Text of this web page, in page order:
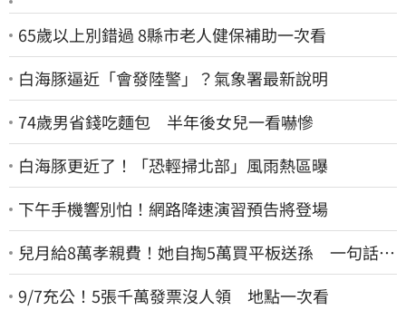
65歲以上別錯過 8縣市老人健保補助一次看
白海豚逼近「會發陸警」？氣象署最新說明
74歲男省錢吃麵包 半年後女兒一看嚇慘
白海豚更近了！「恐輕掃北部」風雨熱區曝
下午手機響別怕！網路降速演習預告將登場
兒月給8萬孝親費！她自掏5萬買平板送孫 一句話愣
原地「傷心不已」
9/7充公！5張千萬發票沒人領 地點一次看